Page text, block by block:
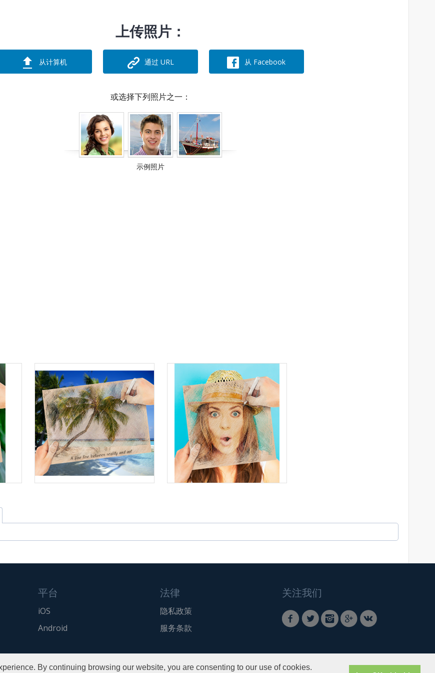
By continuing browsing our website, you are consenting to our use of cookies.
上传照片：
从计算机 通过 URL 从 Facebook
或选择下列照片之一：
示例照片
平台
iOS
Android
法律
隐私政策
服务条款
关注我们